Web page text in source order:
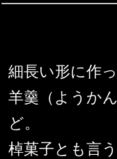
細長い形に作
羊羹（ようか
ど。
棹菓子とも言う